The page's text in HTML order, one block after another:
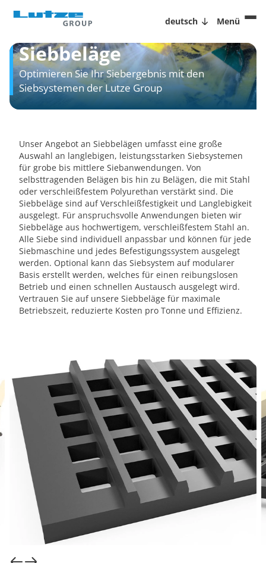
deutsch Menü
Siebbeläge
Optimieren Sie Ihr Siebergebnis mit den
Siebsystemen der Lutze Group
Unser Angebot an Siebbelägen umfasst eine große
Auswahl an langlebigen, leistungsstarken Siebsystemen
für grobe bis mittlere Siebanwendungen. Von
selbsttragenden Belägen bis hin zu Belägen, die mit Stahl
oder verschleißfestem Polyurethan verstärkt sind. Die
Siebbeläge sind auf Verschleißfestigkeit und Langlebigkeit
ausgelegt. Für anspruchsvolle Anwendungen bieten wir
Siebbeläge aus hochwertigem, verschleißfestem Stahl an.
Alle Siebe sind individuell anpassbar und können für jede
Siebmaschine und jedes Befestigungssystem ausgelegt
werden. Optional kann das Siebsystem auf modularer
Basis erstellt werden, welches für einen reibungslosen
Betrieb und einen schnellen Austausch ausgelegt wird.
Vertrauen Sie auf unsere Siebbeläge für maximale
Betriebszeit, reduzierte Kosten pro Tonne und Effizienz.